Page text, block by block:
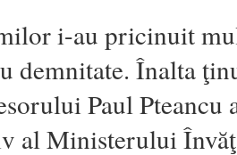
i-au pricinuit
demnitate. Înalta
Paul Pteancu
al Ministerului